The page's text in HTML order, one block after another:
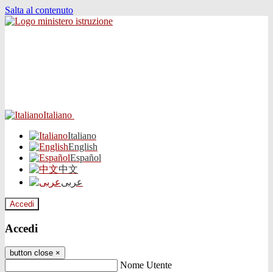
Salta al contenuto
Italiano
Italiano
English
Español
中文
عربى
Accedi
Accedi
button close ×
Nome Utente